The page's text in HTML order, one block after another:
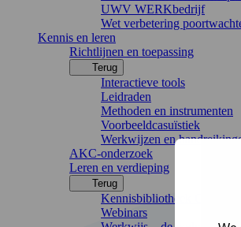
UWV WERKbedrijf
Wet verbetering
Kennis en leren
Richtlijnen en toepassing
Terug
Interactieve tools
Leidraden
Methoden en instrumenten
Voorbeeldcasuïstiek
Werkwijzen en
AKC-onderzoek
Leren en verdieping
Terug
Kennisbibliotheek
Webinars